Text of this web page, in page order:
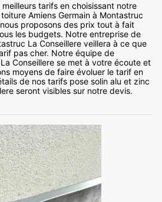
tarifs en choisissant notre
Amiens Germain à Montastruc
proposons des prix tout à fait
les budgets. Notre entreprise de
La Conseillere veillera à ce que
pas cher. Notre équipe de
Conseillere se met à votre écoute et
moyens de faire évoluer le tarif en
de nos tarifs pose solin alu et zinc
seront visibles sur notre devis.